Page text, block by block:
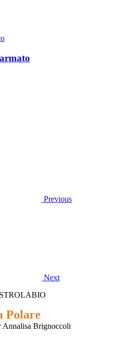
Previous
Next
Polare
Annalisa Brignoccoli